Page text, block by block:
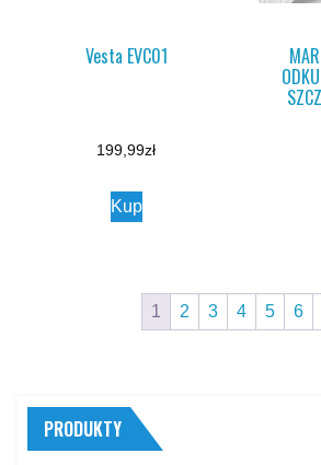
Vesta EVC01
199,99zł
Kup
1 2 3 4 5 6
PRODUKTY